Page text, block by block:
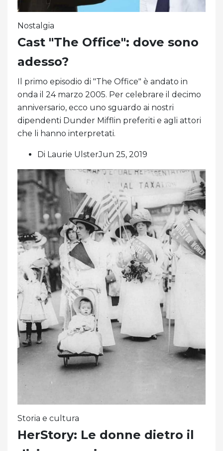
Nostalgia
Cast "The Office": dove sono
adesso?
Il primo episodio di "The Office" è andato in
onda il 24 marzo 2005. Per celebrare il decimo
anniversario, ecco uno sguardo ai nostri
dipendenti Dunder Mifflin preferiti e agli attori
che li hanno interpretati.
Di Laurie UlsterJun 25, 2019
Storia e cultura
HerStory: Le donne dietro il